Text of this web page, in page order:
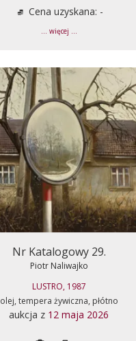
Cena uzyskana: -
... więcej ...
Nr Katalogowy 29.
Piotr Naliwajko
LUSTRO, 1987
olej, tempera żywiczna, płótno
aukcja z 12 maja 2026